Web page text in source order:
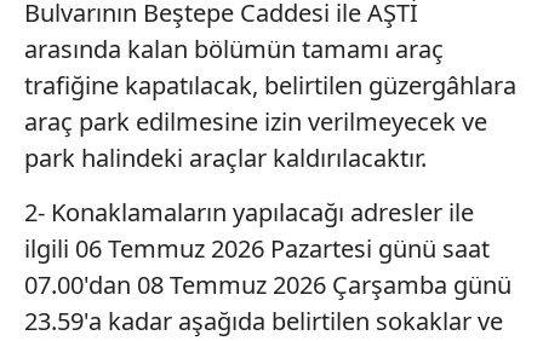
Bulvarının Beştepe Caddesi ile AŞTİ
arasında kalan bölümün tamamı araç
trafiğine kapatılacak, belirtilen güzergâhlara
araç park edilmesine izin verilmeyecek ve
park halindeki araçlar kaldırılacaktır.
2- Konaklamaların yapılacağı adresler ile
ilgili 06 Temmuz 2026 Pazartesi günü saat
07.00'dan 08 Temmuz 2026 Çarşamba günü
23.59'a kadar aşağıda belirtilen sokaklar ve